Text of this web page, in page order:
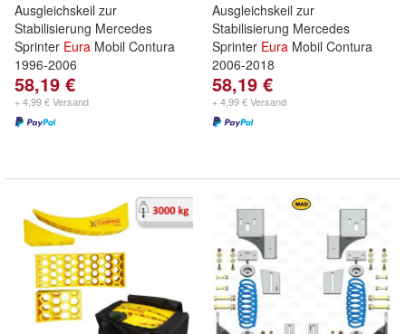
Ausgleichskeil zur
Stabilisierung Mercedes
Sprinter Eura Mobil Contura
1996-2006
58,19 €
+ 4,99 € Versand
Ausgleichskeil zur
Stabilisierung Mercedes
Sprinter Eura Mobil Contura
2006-2018
58,19 €
+ 4,99 € Versand